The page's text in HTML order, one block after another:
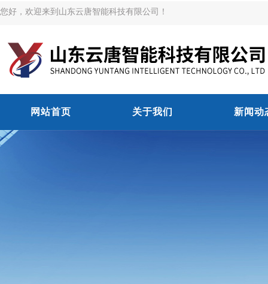
您好，欢迎来到山东云唐智能科技有限公司！
网站首页 关于我们 新闻动